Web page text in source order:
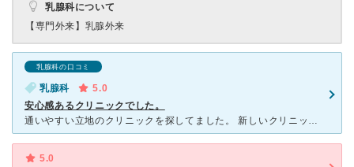
乳腺科について
【専門外来】 乳腺外来
乳腺科の口コミ
乳腺科
5.0
安心感あるクリニックでした。
通いやすい立地のクリニックを探してました。 新しいクリニックで設備的にも安心度が高いので、こちらでお世話になりました。 スタッフ皆さんのご対応も大変親切で安心できました。 そして、相談しやすい雰
5.0